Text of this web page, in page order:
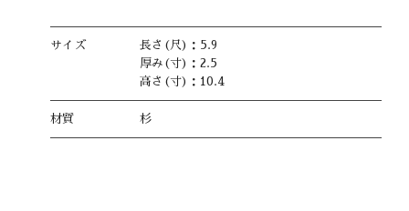
サイズ
長さ(尺)：5.9
厚み(寸)：2.5
高さ(寸)：10.4
材質 杉